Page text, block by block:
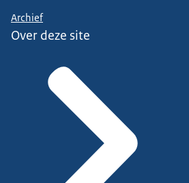
Archief
Over deze site